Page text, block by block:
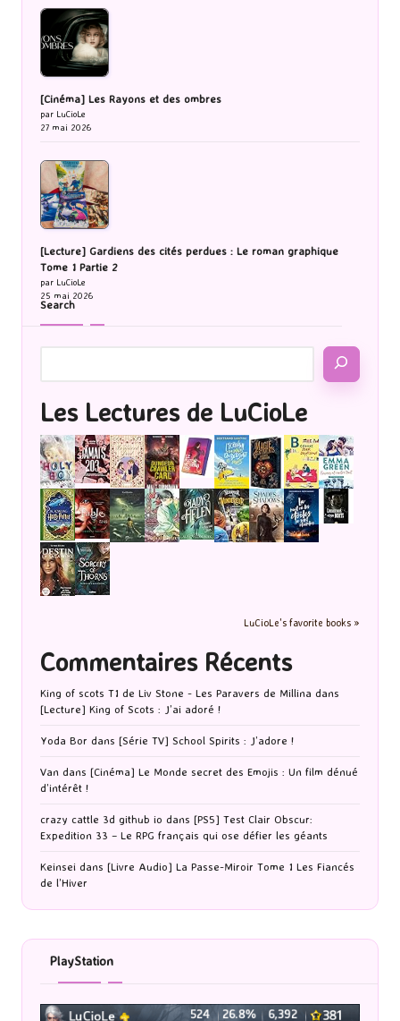
[Cinéma] Les Rayons et des ombres
par LuCioLe
27 mai 2026
[Lecture] Gardiens des cités perdues : Le roman graphique
Tome 1 Partie 2
par LuCioLe
25 mai 2026
Search
Les Lectures de LuCioLe
LuCioLe's favorite books »
Commentaires Récents
King of scots T1 de Liv Stone - Les Paravers de Millina dans
[Lecture] King of Scots : J’ai adoré !
Yoda Bor dans [Série TV] School Spirits : J’adore !
Van dans [Cinéma] Le Monde secret des Emojis : Un film dénué
d’intérêt !
crazy cattle 3d github io dans [PS5] Test Clair Obscur:
Expedition 33 – Le RPG français qui ose défier les géants
Keinsei dans [Livre Audio] La Passe-Miroir Tome 1 Les Fiancés
de l’Hiver
PlayStation